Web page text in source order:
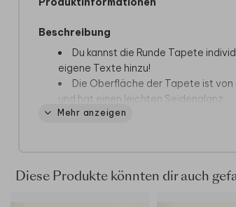
Beschreibung
Du kannst die Runde Tapete
eigene Texte hinzu!
Die Oberfläche der Tapete ist
und hat einen leichten Seidenglanz
Die Tapetenkreise lassen sich
beim Anbringen einfach justiert
Mehr anzeigen
Diese Produkte könnten dir auch